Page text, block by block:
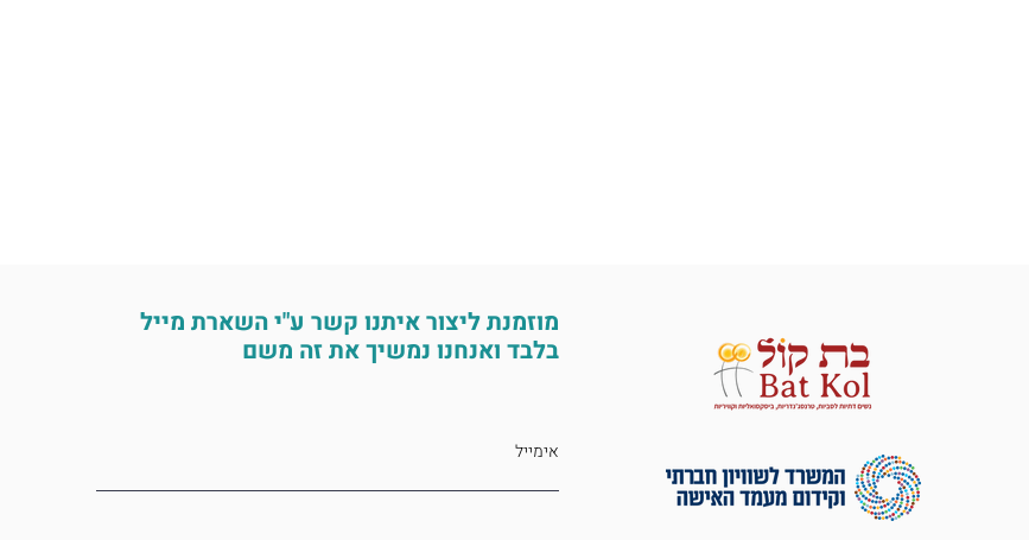
מוזמנת ליצור איתנו קשר ע"י השארת מייל
בלבד ואנחנו נמשיך את זה משם